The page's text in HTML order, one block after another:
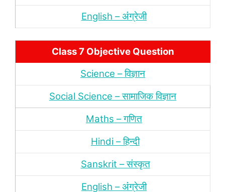
English – अंंग्रेजी
Class 7 Objective Question
Science – विज्ञान
Social Science – सामाजिक विज्ञान
Maths – गणित
Hindi – हिन्‍दी
Sanskrit – संस्‍कृत
English – अंंग्रेजी